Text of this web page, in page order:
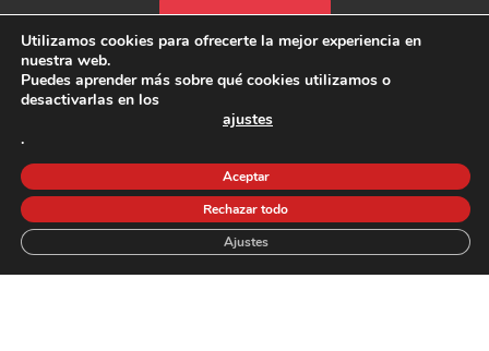
Aviso Legal
Política de privacidad
Política de Cookies
©2026 CrossFit la Forja - Todos los derechos reservados.
Utilizamos cookies para ofrecerte la mejor experiencia en
nuestra web.
Puedes aprender más sobre qué cookies utilizamos o
desactivarlas en los
ajustes
.
Aceptar
Rechazar todo
Ajustes